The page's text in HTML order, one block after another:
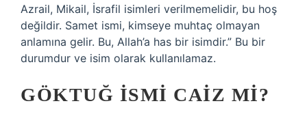
Azrail, Mikail, İsrafil isimleri verilmemelidir, bu hoş
değildir. Samet ismi, kimseye muhtaç olmayan
anlamına gelir. Bu, Allah’a has bir isimdir.” Bu bir
durumdur ve isim olarak kullanılamaz.
GÖKTUĞ ISMI CAIZ MI?